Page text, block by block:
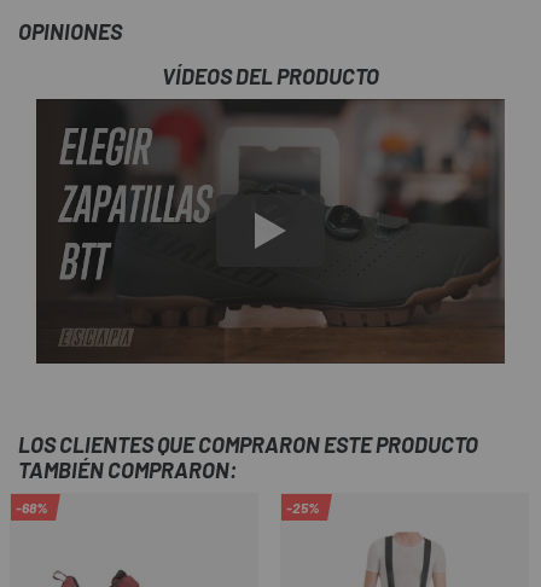
OPINIONES
VÍDEOS DEL PRODUCTO
LOS CLIENTES QUE COMPRARON ESTE PRODUCTO
TAMBIÉN COMPRARON:
-68% -25%